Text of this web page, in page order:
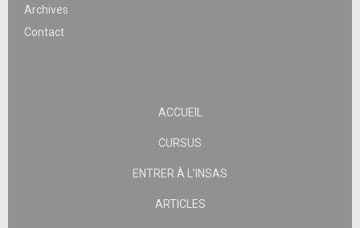
Archives
Contact
ACCUEIL
CURSUS
ENTRER À L’INSAS
ARTICLES